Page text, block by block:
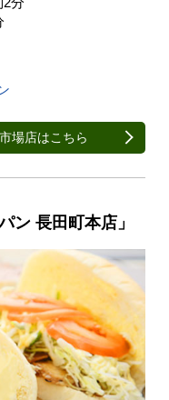
場店はこちら
ン 長田町本店」